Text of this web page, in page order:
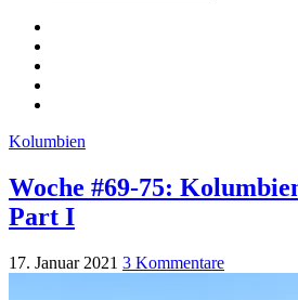
Kolumbien
Woche #69-75:
Part I
17. Januar 2021 3 Kommentare